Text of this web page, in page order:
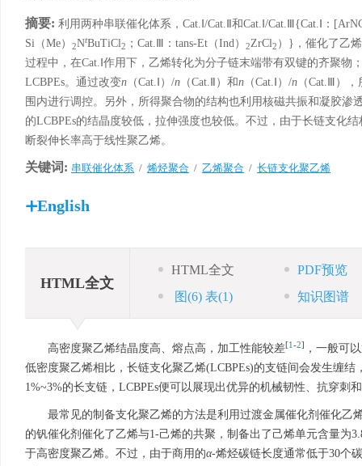
摘要: 利用两种串联催化体系，Cat.Ⅰ/Cat.Ⅱ和Cat.Ⅰ/Cat.Ⅲ{Cat.Ⅰ：
Si（Me）
2NtBuTiCl2 ；Cat.Ⅲ：tans-Et（Ind） 2ZrCl2 ）}，催化了乙
过程中，在Cat.Ⅰ作用下，乙烯转化为分子链末端带有双键的齐聚物
LCBPEs。通过改变n （Cat.Ⅰ）/n （Cat.Ⅱ）和n （Cat.Ⅰ）/n （Cat.Ⅲ）
围内进行调控。另外，所得聚合物的结构也利用核磁共振和凝胶
的LCBPEs的结晶度较低，拉伸强度也较低。不过，由于长链支化
断裂伸长率高于线性聚乙烯。
关键词: 串联催化体系 / 烯烃聚合 / 乙烯聚合 / 长链支化聚乙烯
English
HTML全文
HTML全文
PDF预览
图(6) 表(1) 知识图谱
高密度聚乙烯结晶度高、熔点高，加工性能较差[1 -2]
，一般可
低密度聚乙烯相比，长链支化聚乙烯(LCBPEs)的支链间会发生缠
1%~3%的长支链，LCBPEs便可以展现出优异的机械韧性、抗穿刺
最常见的制备支化聚乙烯的方法是利用过渡金属催化剂催化乙
的钒催化剂催化了乙烯与1-己烯的共聚，制备出了己烯单元含量为
于高密度聚乙烯。不过，由于商用的α-烯烃碳链长度通常低于30个